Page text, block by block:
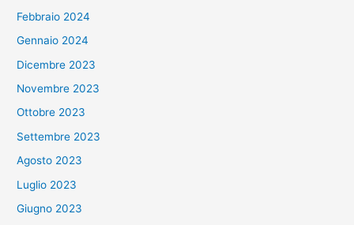
Febbraio 2024
Gennaio 2024
Dicembre 2023
Novembre 2023
Ottobre 2023
Settembre 2023
Agosto 2023
Luglio 2023
Giugno 2023